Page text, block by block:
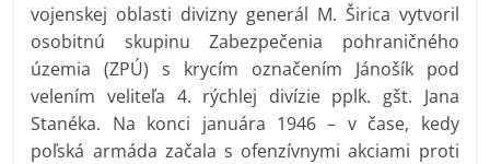
vojenskej oblasti divizny generál M. Širica vytvoril
osobitnú skupinu Zabezpečenia pohraničného
územia (ZPÚ) s krycím označením Jánošík pod
velením veliteľa 4. rýchlej divízie pplk. gšt. Jana
Stanéka. Na konci januára 1946 – v čase, kedy
poľská armáda začala s ofenzívnymi akciami proti